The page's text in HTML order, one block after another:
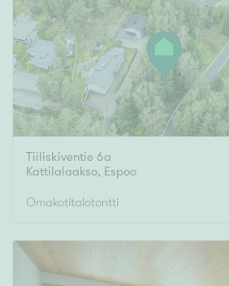
Tiiliskiventie 6a
Kattilalaakso, Espoo
Omakotitalotontti